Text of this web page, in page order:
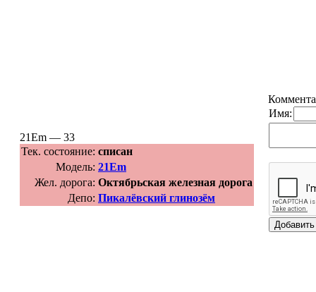
21Em — 33
Тек. состояние: списан
Модель: 21Em
Жел. дорога: Октябрьская железная дорога
Депо: Пикалёвский глинозём
Имя: